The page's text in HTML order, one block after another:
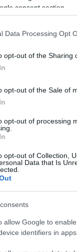
consent section.
Data Processing Opt
opt-out of the Sharing
opt-out of the Sale of
opt-out of processing
opt-out of Collection,
Data that Is
allow Google to
identifiers in apps.
szabad
csak
aki igazolást
igazságokat
ben,